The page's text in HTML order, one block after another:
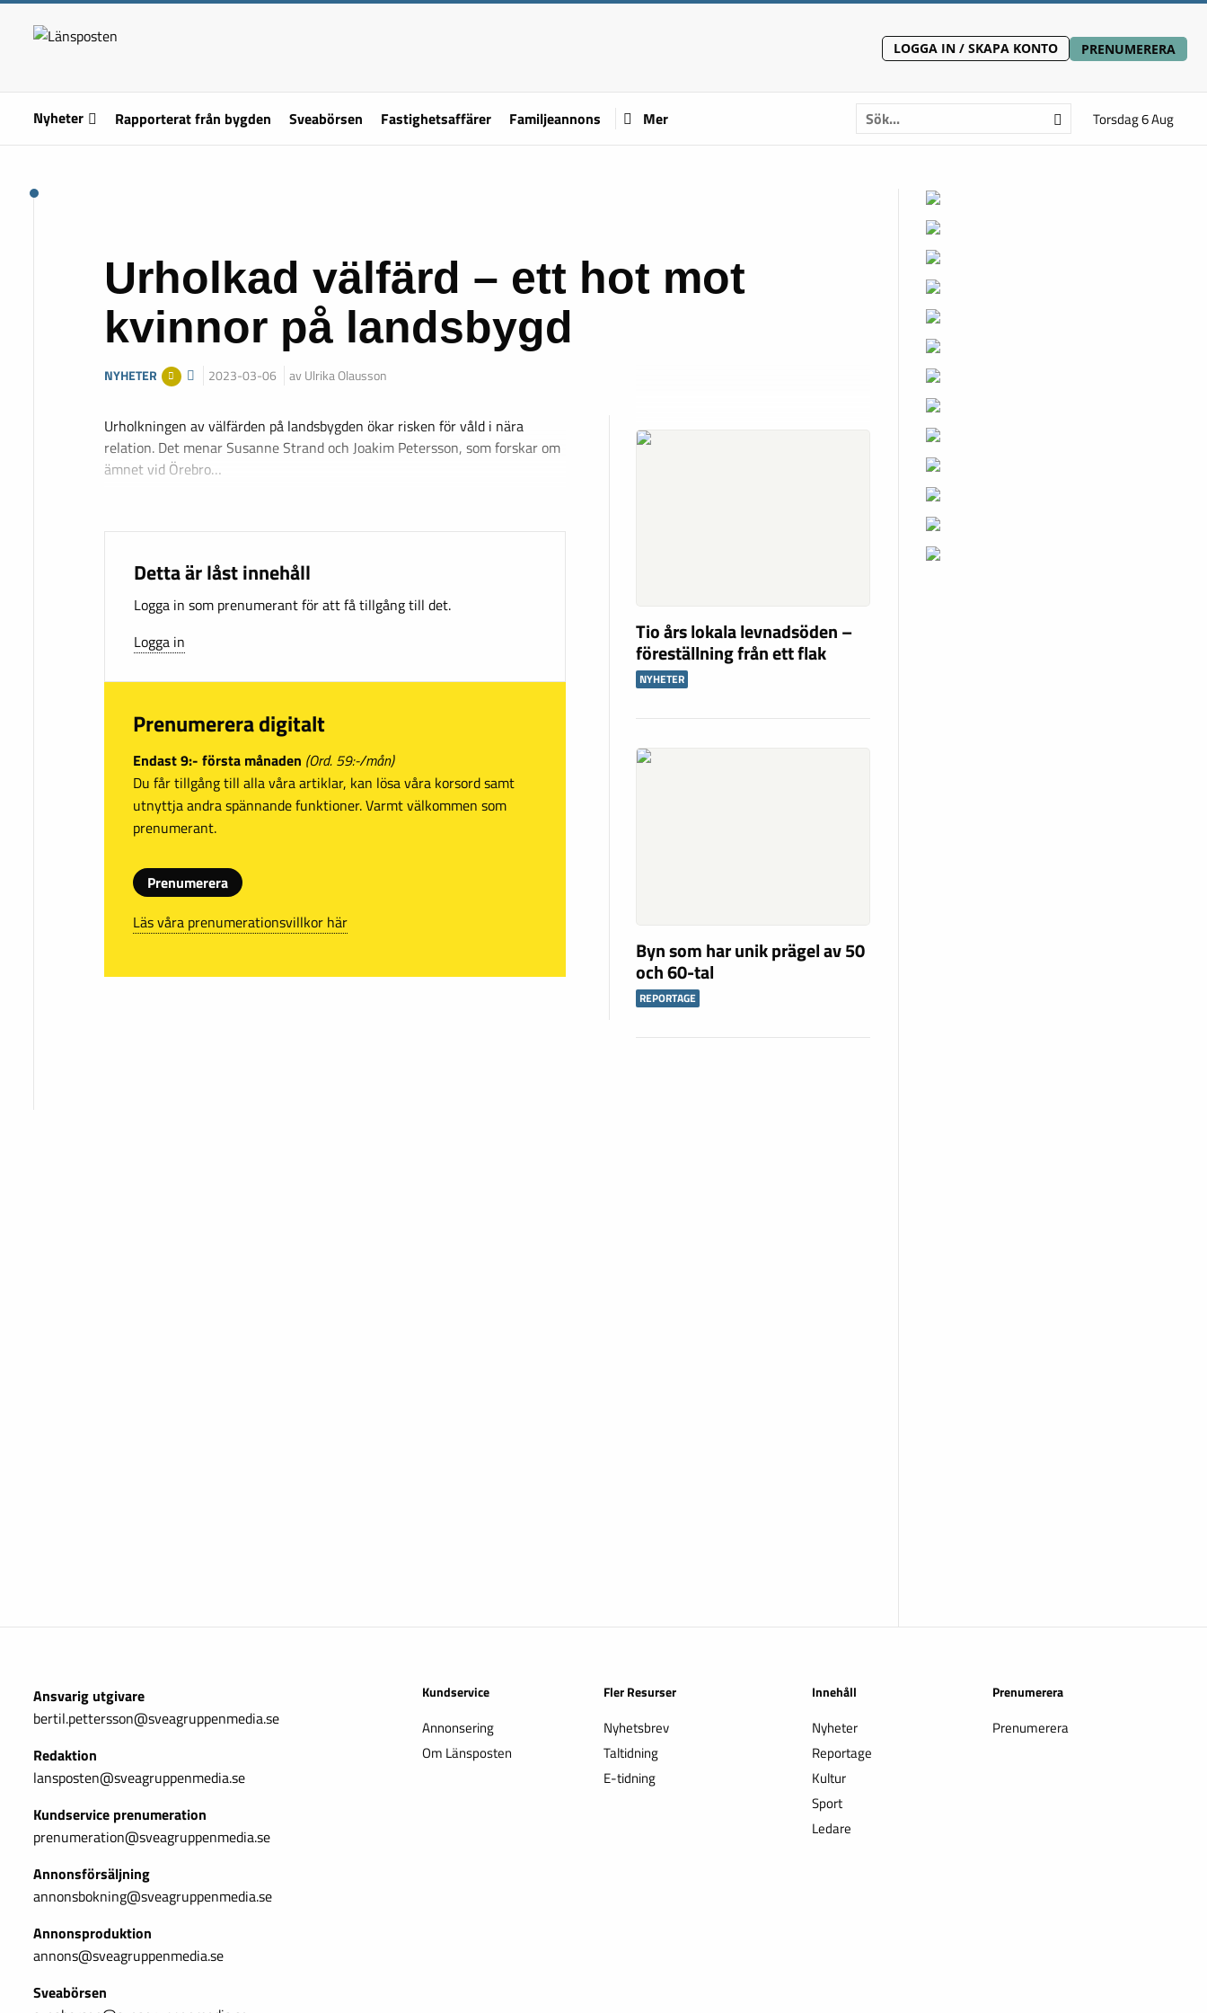
LOGGA IN / SKAPA KONTO PRENUMERERA
Nyheter Rapporterat från bygden Sveabörsen Fastighetsaffärer Familjeannons Mer Torsdag 6 Aug
Urholkad välfärd – ett hot mot
kvinnor på landsbygd
NYHETER 2023-03-06 av Ulrika Olausson
Urholkningen av välfärden på landsbygden ökar risken för våld i nära
relation. Det menar Susanne Strand och Joakim Petersson, som forskar om
ämnet vid Örebro…
Detta är låst innehåll
Logga in som prenumerant för att få tillgång till det.
Logga in
Prenumerera digitalt
Endast 9:- första månaden (Ord. 59:-/mån)
Du får tillgång till alla våra artiklar, kan lösa våra korsord samt
utnyttja andra spännande funktioner. Varmt välkommen som
prenumerant.
Prenumerera
Läs våra prenumerationsvillkor här
Tio års lokala levnadsöden –
föreställning från ett flak
NYHETER
Byn som har unik prägel av 50
och 60-tal
REPORTAGE
Ansvarig utgivare
bertil.pettersson@sveagruppenmedia.se
Redaktion
lansposten@sveagruppenmedia.se
Kundservice prenumeration
prenumeration@sveagruppenmedia.se
Annonsförsäljning
annonsbokning@sveagruppenmedia.se
Annonsproduktion
annons@sveagruppenmedia.se
Sveabörsen
Kundservice
Annonsering
Om Länsposten
Fler Resurser
Nyhetsbrev
Taltidning
E-tidning
Innehåll
Nyheter
Reportage
Kultur
Sport
Ledare
Prenumerera
Prenumerera